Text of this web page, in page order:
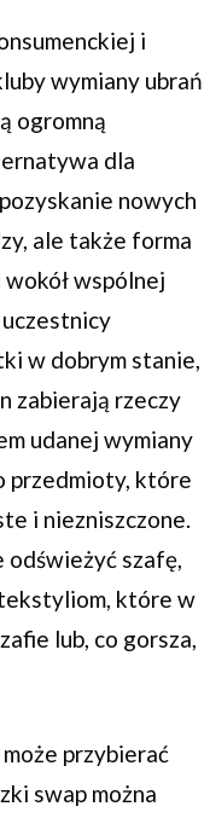
i
wymiany ubrań
ogromną
dla
nowych
ale także forma
wspólnej
w dobrym stanie,
zabierają rzeczy
udanej wymiany
przedmioty, które
i niezniszczone.
odświeżyć szafę,
które w
lub, co gorsza,
przybierać
swap można